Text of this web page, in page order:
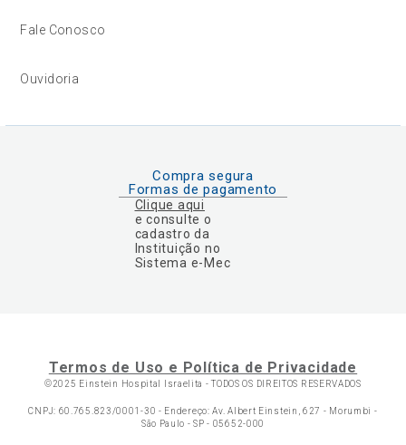
Fale Conosco
Ouvidoria
Compra segura
Formas de pagamento
Clique aqui
e consulte o
cadastro da
Instituição no
Sistema e-Mec
Termos de Uso e Política de Privacidade
©2025 Einstein Hospital Israelita -TODOS OS DIREITOS RESERVADOS
CNPJ: 60.765.823/0001-30 - Endereço: Av. Albert Einstein, 627 - Morumbi -
São Paulo - SP - 05652-000